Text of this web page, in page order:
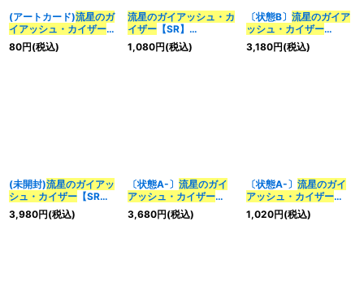
(アートカード)流星のガ
イアッシュ・カイザー
【】{-}《》
80円(税込)
流星のガイアッシュ・カ
イザー【SR】
{23EX115/84}《多》
1,080円(税込)
〔状態B〕 流星のガイア
ッシュ・カイザー
【SR】{ART183/5}
《多》
3,180円(税込)
(未開封)流星のガイアッ
シュ・カイザー 【SR】
{ART183/5}《多》
3,980円(税込)
〔状態A-〕 流星のガイ
アッシュ・カイザー
【SR】{ART183/5}
《多》
3,680円(税込)
〔状態A-〕 流星のガイ
アッシュ・カイザー
【SR】{EX1721/138}
《多》
1,020円(税込)